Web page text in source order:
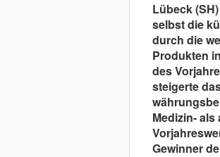
Lübeck
selbst die
durch die
Produkten
des
steigerte
Medizin-
Gewinner